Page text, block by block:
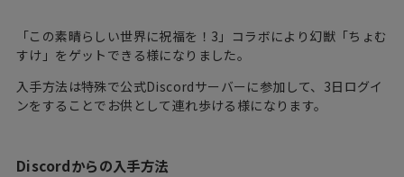
「この素晴らしい世界に祝福を！3」コラボにより幻獣「ちょむ
すけ」をゲットできる様になりました。
入手方法は特殊で公式Discordサーバーに参加して、3日ログイ
ンをすることでお供として連れ歩ける様になります。
Discordからの入手方法